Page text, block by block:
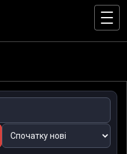
Сортування